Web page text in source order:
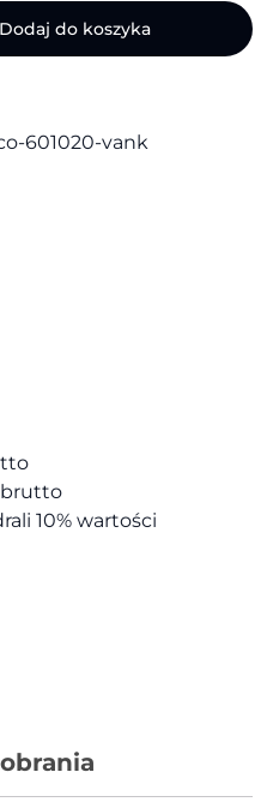
Dodaj do koszyka
601020-vank
brutto
10% wartości